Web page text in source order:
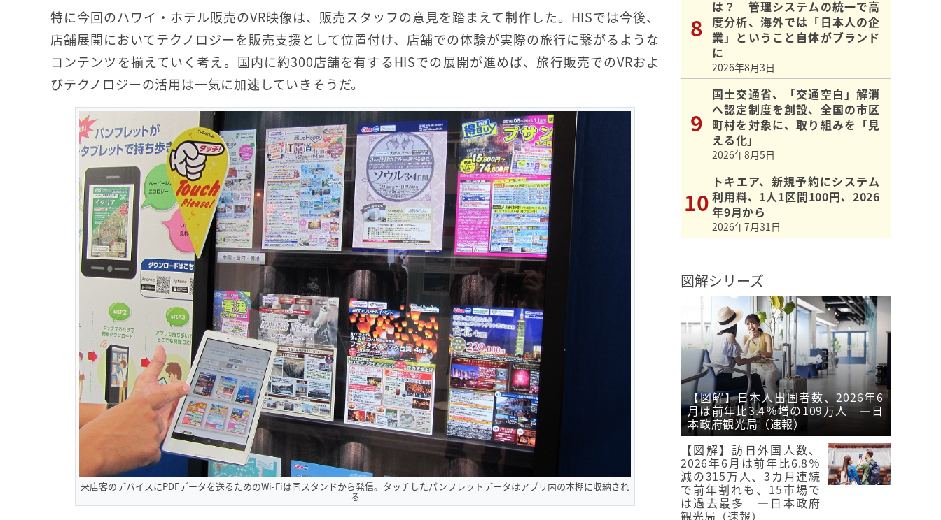
特に今回のハワイ・ホテル販売のVR映像は、販売スタッフの意見を踏まえて制作した。HISでは今後、
店舗展開においてテクノロジーを販売支援として位置付け、店舗での体験が実際の旅行に繋がるような
コンテンツを揃えていく考え。国内に約300店舗を有するHISでの展開が進めば、旅行販売でのVRおよ
びテクノロジーの活用は一気に加速していきそうだ。
来店客のデバイスにPDFデータを送るためのWi-Fiは同スタンドから発信。タッチしたパンフレットデータはアプリ内の本棚に収納され
る
は？ 管理システムの統一で高
度分析、海外では「日本人の企
業」ということ自体がブランド
に
2026年8月3日
国土交通省、「交通空白」解消
へ認定制度を創設、全国の市区
町村を対象に、取り組みを「見
える化」
2026年8月5日
トキエア、新規予約にシステム
利用料、1人1区間100円、2026
年9月から
2026年7月31日
図解シリーズ
【図解】日本人出国者数、2026年6
月は前年比3.4％増の109万人 ―日
本政府観光局（速報）
【図解】訪日外国人数、
2026年6月は前年比6.8％
減の315万人、3カ月連続
で前年割れも、15市場で
は過去最多 ―日本政府
観光局（速報）